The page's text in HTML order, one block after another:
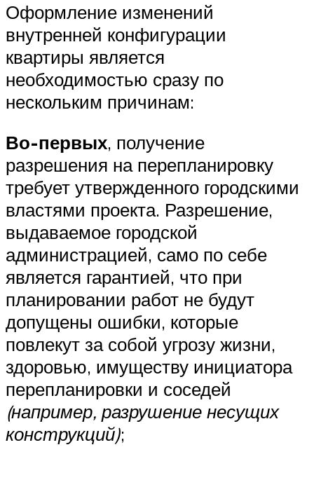
Оформление изменений
внутренней конфигурации
квартиры является
необходимостью сразу по
нескольким причинам:
Во-первых, получение
разрешения на перепланировку
требует утвержденного городскими
властями проекта. Разрешение,
выдаваемое городской
администрацией, само по себе
является гарантией, что при
планировании работ не будут
допущены ошибки, которые
повлекут за собой угрозу жизни,
здоровью, имуществу инициатора
перепланировки и соседей
(например, разрушение несущих
конструкций);